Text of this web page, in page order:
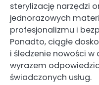
sterylizację narzędzi
jednorazowych
profesjonalizmu i
Ponadto, ciągłe
i śledzenie nowości
wyrazem
świadczonych usług.